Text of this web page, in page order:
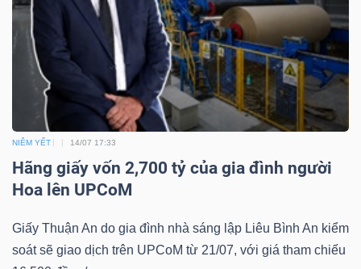
NIÊM YẾT 14/07 17:33
Hãng giấy vốn 2,700 tỷ của gia đình người
Hoa lên UPCoM
Giấy Thuận An do gia đình nhà sáng lập Liêu Bình An kiểm
soát sẽ giao dịch trên UPCoM từ 21/07, với giá tham chiếu
Đào
Sách
chính